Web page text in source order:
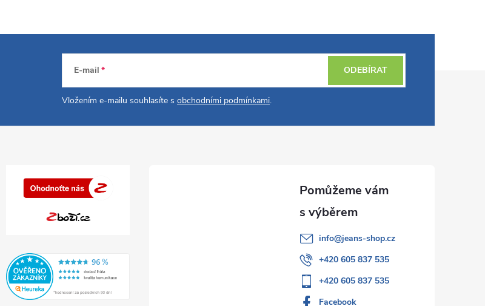
E-mail
Vložením e-mailu souhlasíte s obchodními podmínkami.
ODEBÍRAT
info@jeans-shop.cz
+420 605 837 535
+420 605 837 535
Facebook